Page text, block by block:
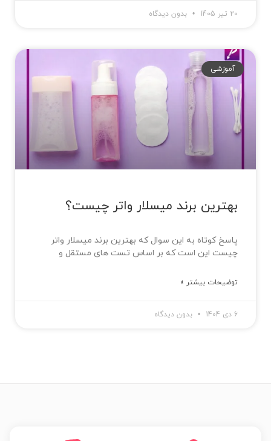
20 تیر 1405 بدون دیدگاه
آموزشی
بهترین برند میسلار واتر چیست؟
پاسخ کوتاه به این سوال که بهترین برند میسلار واتر
چیست این است که بر اساس تست های مستقل و
توضیحات بیشتر »
6 دی 1404 بدون دیدگاه